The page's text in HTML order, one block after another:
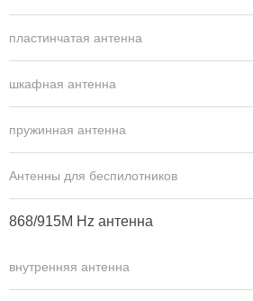
пластинчатая антенна
шкафная антенна
пружинная антенна
Антенны для беспилотников
868/915M Hz антенна
внутренняя антенна